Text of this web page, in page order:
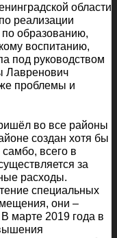
области
реализации
образованию,
воспитанию,
под руководством
Лавренович
проблемы и
во все районы
создан хотя бы
всего в
за
расходы.
специальных
они –
марте 2019 года в